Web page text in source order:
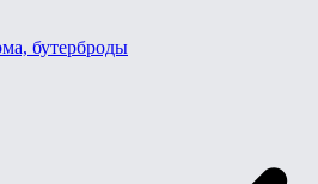
бутерброды